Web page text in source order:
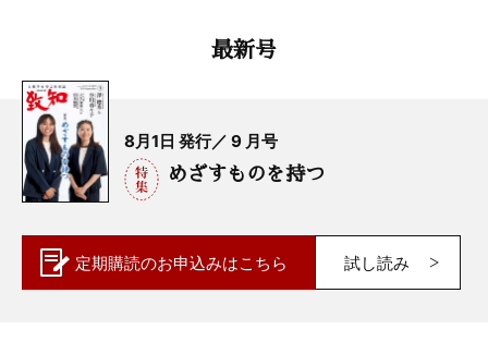
最新号
8月1日 発行／ 9 月号
めざすものを持つ
定期購読のお申込みはこちら 試し読み